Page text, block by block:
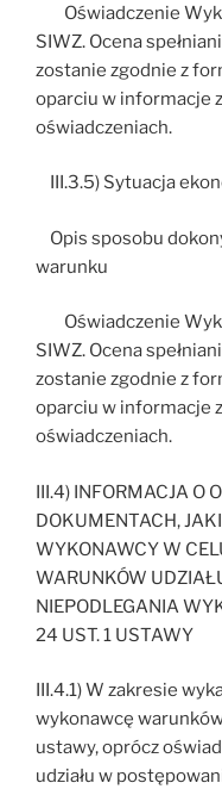
Oświadczenie
SIWZ. Ocena
zostanie zgodnie z
oparciu w informacje
oświadczeniach.
III.3.5) Sytuacja
Opis sposobu
warunku
Oświadczenie
SIWZ. Ocena
zostanie zgodnie z
oparciu w informacje
oświadczeniach.
III.4) INFORMACJA O
DOKUMENTACH,
WYKONAWCY W
WARUNKÓW
NIEPODLEGANIA
24 UST. 1 USTAWY
III.4.1) W zakresie
wykonawcę
ustawy, oprócz
udziału w